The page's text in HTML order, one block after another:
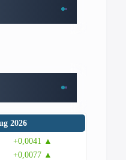
2026
+0,0041 ▲
+0,0077 ▲